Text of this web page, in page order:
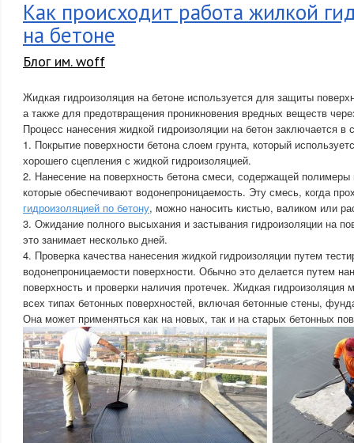
Как происходит работа жилкой
на бетоне
Блог им. woff
Жидкая гидроизоляция на бетоне используется для защиты
а также для предотвращения проникновения вредных веществ
Процесс нанесения жидкой гидроизоляции на бетон заключается
1. Покрытие поверхности бетона слоем грунта, который
хорошего сцепления с жидкой гидроизоляцией.
2. Нанесение на поверхность бетона смеси, содержащей полимеры
которые обеспечивают водонепроницаемость. Эту смесь, когда
гидроизоляцией по бетону, можно наносить кистью, валиком или
3. Ожидание полного высыхания и застывания гидроизоляции на
это занимает несколько дней.
4. Проверка качества нанесения жидкой гидроизоляции путем
водонепроницаемости поверхности. Обычно это делается путем
поверхность и проверки наличия протечек. Жидкая гидроизоляция
всех типах бетонных поверхностей, включая бетонные стены,
Она может применяться как на новых, так и на старых бетонных